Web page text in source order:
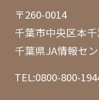
〒260-0014
千葉市中央区本
千葉県JA情報セ
TEL:0800-800-